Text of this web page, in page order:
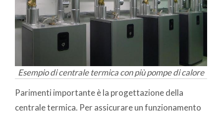
Esempio di centrale termica con più pompe di calore
Parimenti importante è la progettazione della
centrale termica. Per assicurare un funzionamento